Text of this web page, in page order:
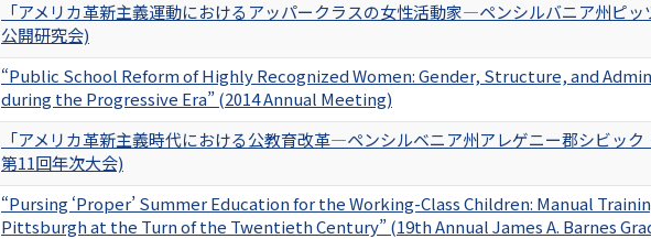
「アメリカ革新主義運動におけるアッパークラスの女性活動家―ペンシルバニア州ピ
公開研究会)
“Public School Reform of Highly Recognized Women: Gender, Structure, and
during the Progressive Era” (2014 Annual Meeting)
「アメリカ革新主義時代における公教育改革―ペンシルベニア州アレゲニー郡シビッ
第11回年次大会)
“Pursing ‘Proper’ Summer Education for the Working-Class Children: Manual
Pittsburgh at the Turn of the Twentieth Century” (19th Annual James A. Barnes